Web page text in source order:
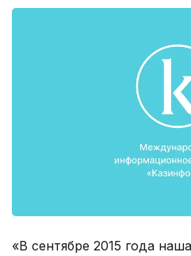
«В сентябре 2015 года